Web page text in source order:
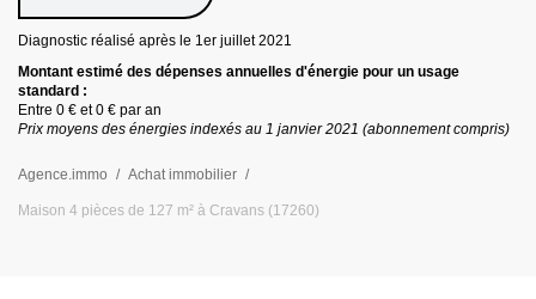
Diagnostic réalisé après le 1er juillet 2021
Montant estimé des dépenses annuelles d'énergie pour un usage
standard :
Entre 0 € et0 € par an
Prix moyens des énergies indexés au 1 janvier 2021 (abonnement compris)
Agence.immo Achat immobilier
Maison 4 pièces de 127 m² à Cravans (17260)